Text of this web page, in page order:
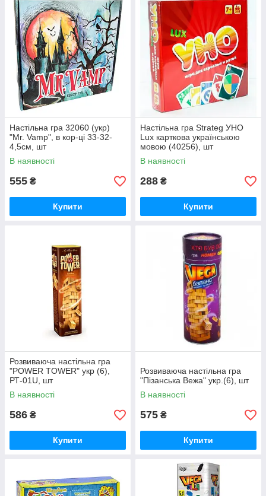
Настільна гра 32060 (укр)
"Mr. Vamp", в кор-ці 33-32-
4,5см, шт
В наявності
555 ₴
Купити
Настільна гра Strateg УНО
Lux карткова українською
мовою (40256), шт
В наявності
288 ₴
Купити
Розвиваюча настільна гра
"POWER TOWER" укр (6),
РТ-01U, шт
В наявності
586 ₴
Купити
Розвиваюча настільна гра
"Пізанська Вежа" укр.(6), шт
В наявності
575 ₴
Купити